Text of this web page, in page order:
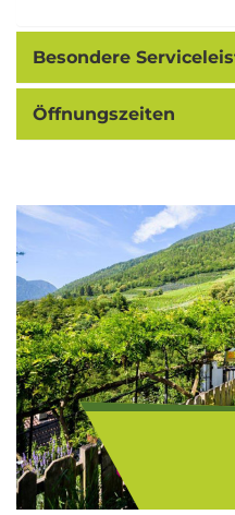
Besondere
Öffnungszeiten